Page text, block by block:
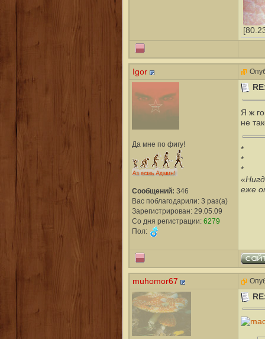
Igor
Да мне по фигу!
Сообщений: 346
Вас поблагодарили: 3 раз(а)
Зарегистрирован: 29.05.09
Со дня регистрации: 6279
Пол:
Я ж
не
*
*
*
еже
muhomor67